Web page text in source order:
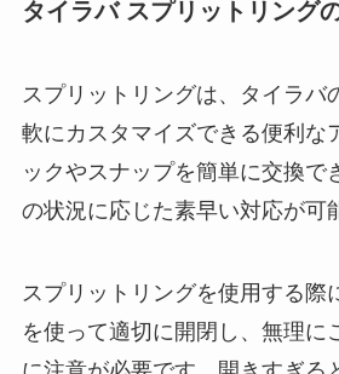
タイラバ スプリットリング
スプリットリングは、タイラバ
軟にカスタマイズできる便利な
ックやスナップを簡単に交換で
の状況に応じた素早い対応が可
スプリットリングを使用する際
を使って適切に開閉し、無理に